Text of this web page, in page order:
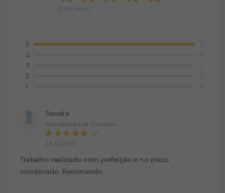
5
4
3
2
1
Sandra
Substituição de Torneiras
25 Jul 2019
Trabalho realizado com perfeição e no prazo
combinado. Recomendo